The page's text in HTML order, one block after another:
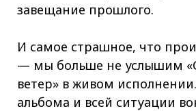
завещание прошлого.
И самое страшное, что
— мы больше не услышим
ветер» в живом
альбома и всей ситуации